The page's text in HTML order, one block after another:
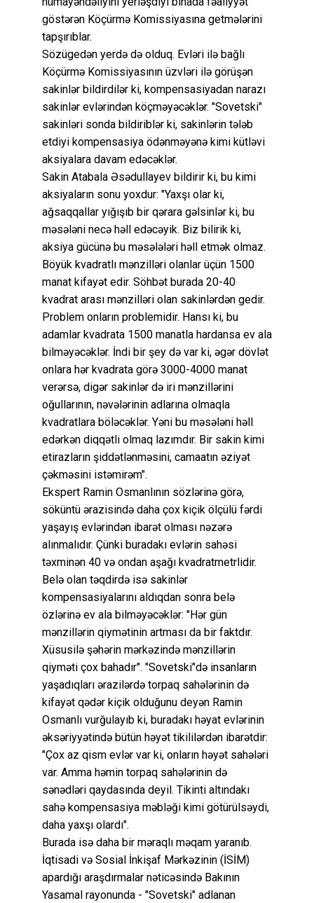
göstərən Köçürmə Komissiyasına getmələrini
tapşırıblar.
Sözügedən yerdə də olduq. Evləri ilə bağlı
Köçürmə Komissiyasının üzvləri ilə görüşən
sakinlər bildirdilər ki, kompensasiyadan narazı
sakinlər evlərindən köçməyəcəklər. "Sovetski"
sakinləri sonda bildiriblər ki, sakinlərin tələb
etdiyi kompensasiya ödənməyənə kimi kütləvi
aksiyalara davam edəcəklər.
Sakin Atabala Əsədullayev bildirir ki, bu kimi
aksiyaların sonu yoxdur: "Yaxşı olar ki,
ağsaqqallar yığışıb bir qərara gəlsinlər ki, bu
məsələni necə həll edəcəyik. Biz bilirik ki,
aksiya gücünə bu məsələləri həll etmək olmaz.
Böyük kvadratlı mənzilləri olanlar üçün 1500
manat kifayət edir. Söhbət burada 20-40
kvadrat arası mənzilləri olan sakinlərdən gedir.
Problem onların problemidir. Hansı ki, bu
adamlar kvadrata 1500 manatla hardansa ev ala
bilməyəcəklər. İndi bir şey də var ki, əgər dövlət
onlara hər kvadrata görə 3000-4000 manat
verərsə, digər sakinlər də iri mənzillərini
oğullarının, nəvələrinin adlarına olmaqla
kvadratlara böləcəklər. Yəni bu məsələni həll
edərkən diqqətli olmaq lazımdır. Bir sakin kimi
etirazların şiddətlənməsini, camaatın əziyət
çəkməsini istəmirəm".
Ekspert Ramin Osmanlının sözlərinə görə,
söküntü ərazisində daha çox kiçik ölçülü fərdi
yaşayış evlərindən ibarət olması nəzərə
alınmalıdır. Çünki buradakı evlərin sahəsi
təxminən 40 və ondan aşağı kvadratmetrlidir.
Belə olan təqdirdə isə sakinlər
kompensasiyalarını aldıqdan sonra belə
özlərinə ev ala bilməyəcəklər: "Hər gün
mənzillərin qiymətinin artması da bir faktdır.
Xüsusilə şəhərin mərkəzində mənzillərin
qiyməti çox bahadır". "Sovetski"də insanların
yaşadıqları ərazilərdə torpaq sahələrinin də
kifayət qədər kiçik olduğunu deyən Ramin
Osmanlı vurğulayıb ki, buradakı həyat evlərinin
əksəriyyətində bütün həyət tikililərdən ibarətdir:
"Çox az qism evlər var ki, onların həyət sahələri
var. Amma həmin torpaq sahələrinin də
sənədləri qaydasında deyil. Tikinti altındakı
sahə kompensasiya məbləği kimi götürülsəydi,
daha yaxşı olardı".
Burada isə daha bir məraqlı məqam yaranıb.
İqtisadi və Sosial İnkişaf Mərkəzinin (İSİM)
apardığı araşdırmalar nəticəsində Bakının
Yasamal rayonunda - "Sovetski" adlanan